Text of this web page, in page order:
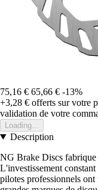
75,16 € 65,66 € -13%
+3,28 € offerts sur votre
validation de votre
Loading...
Description
NG Brake Discs fabrique
L'investissement
pilotes professionnels